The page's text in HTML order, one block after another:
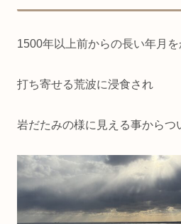
1500年以上前からの長い年月を
打ち寄せる荒波に浸食され
岩だたみの様に見える事からつ